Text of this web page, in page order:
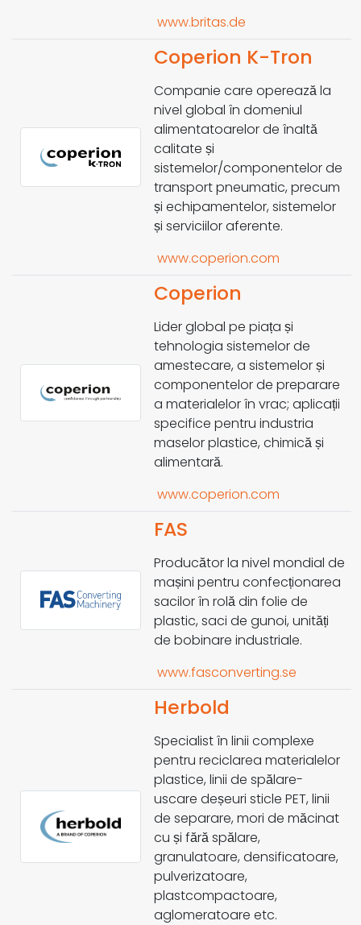
www.britas.de
Coperion K-Tron
Companie care operează la
nivel global în domeniul
alimentatoarelor de înaltă
calitate și
sistemelor/componentelor de
transport pneumatic, precum
și echipamentelor, sistemelor
și serviciilor aferente.
www.coperion.com
Coperion
Lider global pe piața și
tehnologia sistemelor de
amestecare, a sistemelor și
componentelor de preparare
a materialelor în vrac; aplicații
specifice pentru industria
maselor plastice, chimică și
alimentară.
www.coperion.com
FAS
Producător la nivel mondial de
mașini pentru confecționarea
sacilor în rolă din folie de
plastic, saci de gunoi, unități
de bobinare industriale.
www.fasconverting.se
Herbold
Specialist în linii complexe
pentru reciclarea materialelor
plastice, linii de spălare-
uscare deșeuri sticle PET, linii
de separare, mori de măcinat
cu și fără spălare,
granulatoare, densificatoare,
pulverizatoare,
plastcompactoare,
aglomeratoare etc.